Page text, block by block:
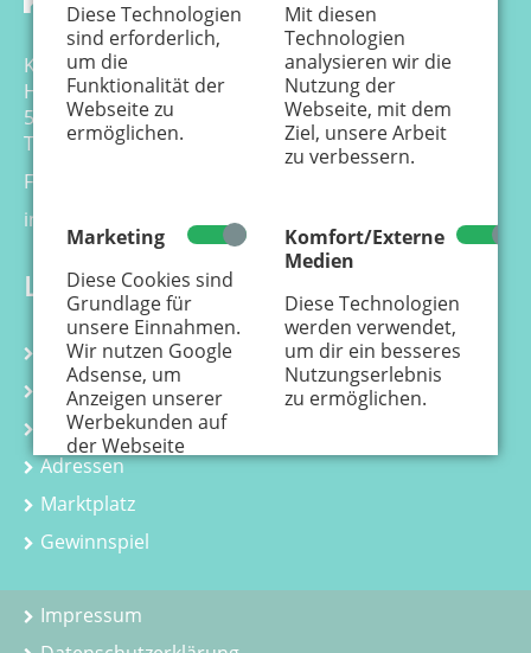
Diese Technologien
sind erforderlich,
um die
Funktionalität der
Webseite zu
ermöglichen.
Mit diesen
Technologien
analysieren wir die
Nutzung der
Webseite, mit dem
Ziel, unsere Arbeit
zu verbessern.
Marketing
Diese Cookies sind
Grundlage für
unsere Einnahmen.
Wir nutzen Google
Adsense, um
Anzeigen unserer
Werbekunden auf
der Webseite
einzustellen.
erfährst Du, wie
personenbezogene
Daten zur
verwendet werden.
Komfort/Externe
Medien
Diese Technologien
werden verwendet,
um dir ein besseres
Nutzungserlebnis
zu ermöglichen.
Känguru Colonia Verlag GmbH
Hansemannstr. 17-21
50823 Köln
Tel. 0221 - 99 88 21 - 0
Fax 0221 - 99 88 21 - 99
info@kaenguru-online.de
Links
Kalender
Kurse
Kindergeburtstag
Adressen
Marktplatz
Gewinnspiel
Impressum